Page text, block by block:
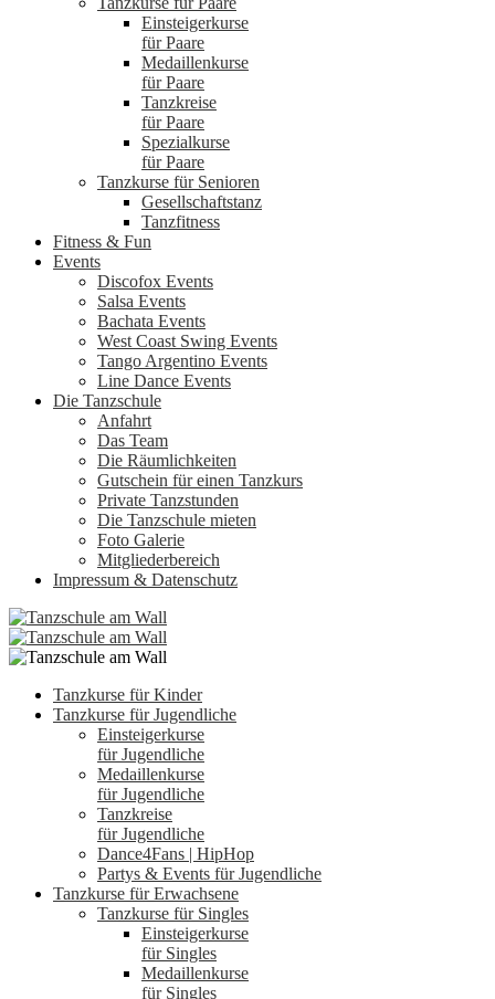
Einsteigerkurse
für Paare
Medaillenkurse
für Paare
Tanzkreise
für Paare
Spezialkurse
für Paare
Tanzkurse für Senioren
Gesellschaftstanz
Tanzfitness
Fitness & Fun
Events
Discofox Events
Salsa Events
Bachata Events
West Coast Swing Events
Tango Argentino Events
Line Dance Events
Die Tanzschule
Anfahrt
Das Team
Die Räumlichkeiten
Gutschein für einen Tanzkurs
Private Tanzstunden
Die Tanzschule mieten
Foto Galerie
Mitgliederbereich
Impressum & Datenschutz
Tanzkurse für Kinder
Tanzkurse für Jugendliche
Einsteigerkurse
für Jugendliche
Medaillenkurse
für Jugendliche
Tanzkreise
für Jugendliche
Dance4Fans | HipHop
Partys & Events für Jugendliche
Tanzkurse für Erwachsene
Tanzkurse für Singles
Einsteigerkurse
für Singles
Medaillenkurse
für Singles